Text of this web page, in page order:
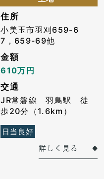
住所
小美玉市羽刈659-6
7，659-69他
金額
610万円
交通
JR常磐線 羽鳥駅 徒
歩20分（1.6km）
日当良好